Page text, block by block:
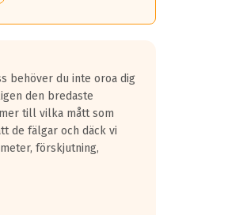
behöver du inte oroa dig
den bredaste
till vilka mått som
de fälgar och däck vi
förskjutning,